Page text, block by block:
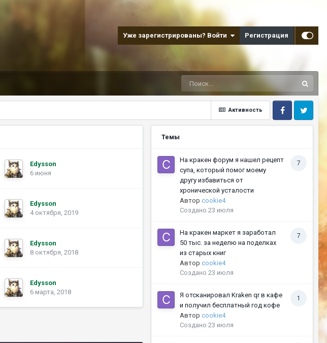
Уже зарегистрированы? Войти Регистрация
Активность
FacebookTwitter
Edysson
6 июня
Edysson
4 октября, 2019
Edysson
8 октября, 2018
Edysson
6 марта, 2018
Темы
7
На кракен форум я нашел рецепт
супа, который помог моему
другу избавиться от
хронической усталости
Автор cookie4
Создано 23 июля
7
На кракен маркет я заработал
50 тыс. за неделю на поделках
из старых книг
Автор cookie4
Создано 23 июля
1
Я отсканировал Kraken qr в кафе
и получил бесплатный год кофе
Автор cookie4
Создано 23 июля